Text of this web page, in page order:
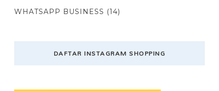
WHATSAPP BUSINESS (14)
DAFTAR INSTAGRAM SHOPPING